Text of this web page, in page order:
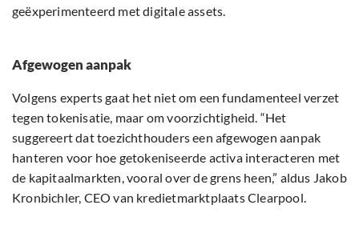
geëxperimenteerd met digitale assets.
Afgewogen aanpak
Volgens experts gaat het niet om een fundamenteel verzet
tegen tokenisatie, maar om voorzichtigheid. “Het
suggereert dat toezichthouders een afgewogen aanpak
hanteren voor hoe getokeniseerde activa interacteren met
de kapitaalmarkten, vooral over de grens heen,” aldus Jakob
Kronbichler, CEO van kredietmarktplaats Clearpool.